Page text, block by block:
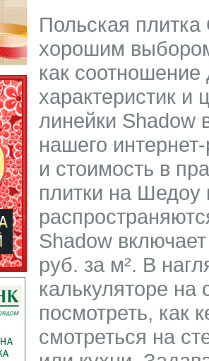
Польская плитка
хорошим
как соотношение
характеристик и
линейки Shadow
нашего
и стоимость в
плитки на Шедоу
Shadow
руб. за м². В
калькуляторе
посмотреть, как
смотреться на